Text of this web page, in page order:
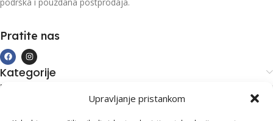
Upravljanje pristankom
Pratite nas
Kategorije
Kupovina i podrška